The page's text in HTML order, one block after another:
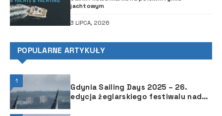
jachtowym
3 LIPCA, 2026
POPULARNE ARTYKUŁY
1
Gdynia Sailing Days 2025 – 26.
edycja żeglarskiego festiwalu nad